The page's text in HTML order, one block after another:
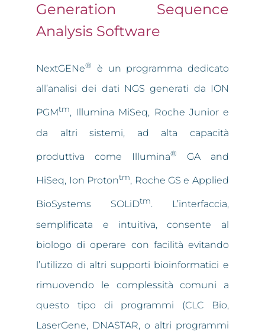
Generation Sequence
Analysis Software
NextGENe®
è un programma dedicato
all’analisi dei dati NGS generati da ION
PGMtm, Illumina MiSeq, Roche Junior e
da altri sistemi, ad alta capacità
produttiva come Illumina® GA and
HiSeq, Ion Protontm, Roche GS e Applied
BioSystems SOLiDtm. L’interfaccia,
semplificata e intuitiva, consente al
biologo di operare con facilità evitando
l’utilizzo di altri supporti bioinformatici e
rimuovendo le complessità comuni a
questo tipo di programmi (CLC Bio,
LaserGene, DNASTAR, o altri programmi